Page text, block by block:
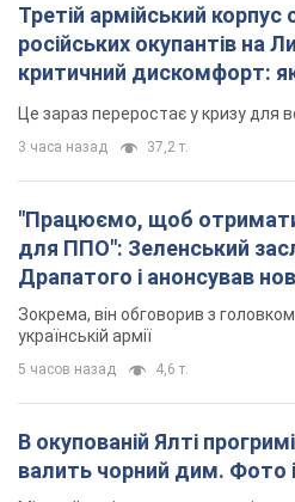
Третій армійський
російських окупантів на
критичний дискомфорт:
Це зараз переростає у кризу для
3 часа назад 37,2 т.
"Працюємо, щоб
для ППО": Зеленський
Драпатого і анонсував
Зокрема, він обговорив з
українській армії
5 часов назад 4,6 т.
В окупованій Ялті
валить чорний дим. Фото